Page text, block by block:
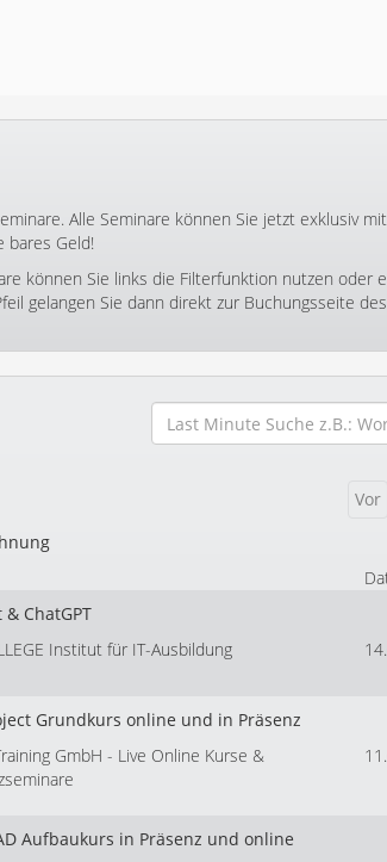
Alle Seminare können Sie jetzt exklusiv
bares Geld!
können Sie links die Filterfunktion nutzen oder
gelangen Sie dann direkt zur Buchungsseite
& ChatGPT
Institut für IT-Ausbildung
Grundkurs online und in Präsenz
GmbH - Live Online Kurse &
Aufbaukurs in Präsenz und online